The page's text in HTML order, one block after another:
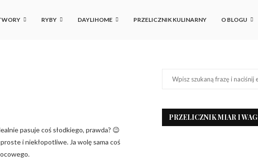
RYBY DAYLIHOME PRZELICZNIK KULINARNY O BLOGU
pasuje coś słodkiego, prawda? 😉
i niekłopotliwe. Ja wolę sama coś
PRZELICZNIK MIAR I WAG